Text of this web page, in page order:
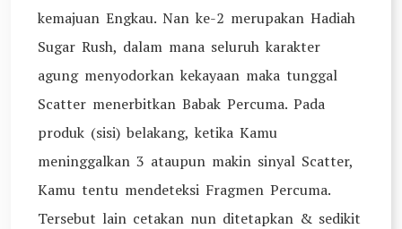
kemajuan Engkau. Nan ke-2 merupakan Hadiah
Sugar Rush, dalam mana seluruh karakter
agung menyodorkan kekayaan maka tunggal
Scatter menerbitkan Babak Percuma. Pada
produk (sisi) belakang, ketika Kamu
meninggalkan 3 ataupun makin sinyal Scatter,
Kamu tentu mendeteksi Fragmen Percuma.
Tersebut lain cetakan nun ditetapkan & sedikit